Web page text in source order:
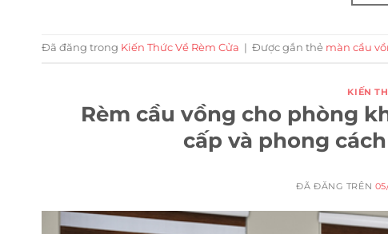
Đã đăng trong Kiến Thức Về Rèm Cửa | Được gắn thẻ màn cầu
KIẾN
Rèm cầu vồng cho phòng
cấp và phong
ĐÃ ĐĂNG TRÊN